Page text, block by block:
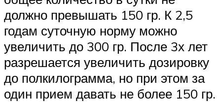
должно превышать 150 гр. К 2,5
годам суточную норму можно
увеличить до 300 гр. После 3х лет
разрешается увеличить дозировку
до полкилограмма, но при этом за
один прием давать не более 150 гр.